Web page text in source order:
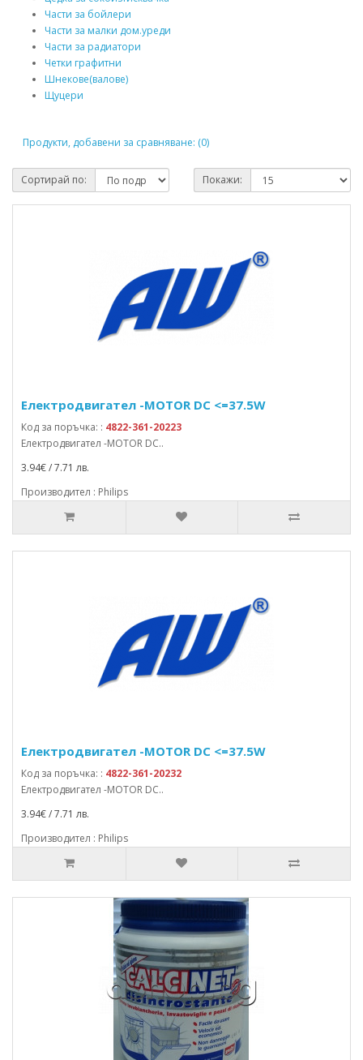
Части за бойлери
Части за малки дом.уреди
Части за радиатори
Четки графитни
Шнекове(валове)
Щуцери
Продукти, добавени за сравняване: (0)
Сортирай по: Покажи:
Електродвигател -MOTOR DC <=37.5W
Код за поръчка: : 4822-361-20223
Електродвигател -MOTOR DC..
3.94€ / 7.71 лв.
Производител : Philips
Електродвигател -MOTOR DC <=37.5W
Код за поръчка: : 4822-361-20232
Електродвигател -MOTOR DC..
3.94€ / 7.71 лв.
Производител : Philips